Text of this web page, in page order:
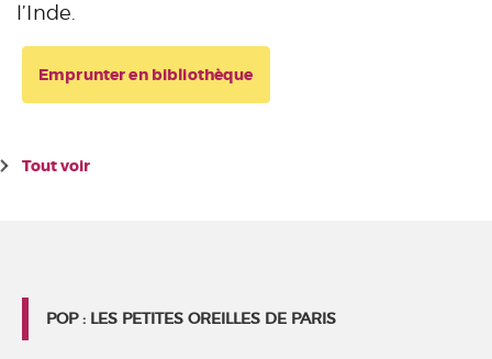
l’Inde.
Emprunter en bibliothèque
Tout voir
POP : LES PETITES OREILLES DE PARIS